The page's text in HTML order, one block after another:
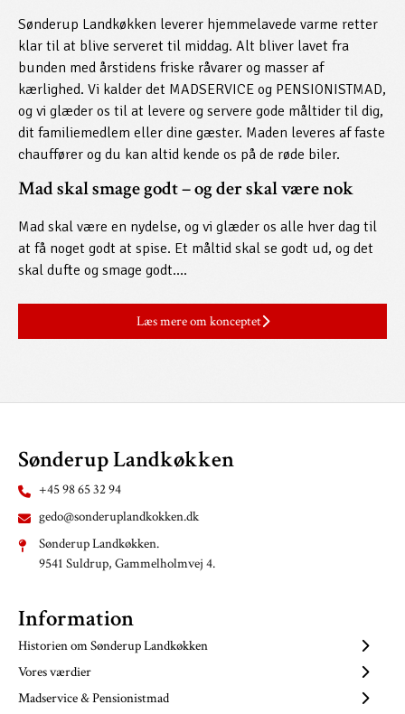
Sønderup Landkøkken leverer hjemmelavede varme retter
klar til at blive serveret til middag. Alt bliver lavet fra
bunden med årstidens friske råvarer og masser af
kærlighed. Vi kalder det MADSERVICE og PENSIONISTMAD,
og vi glæder os til at levere og servere gode måltider til dig,
dit familiemedlem eller dine gæster. Maden leveres af faste
chauffører og du kan altid kende os på de røde biler.
Mad skal smage godt – og der skal være nok
Mad skal være en nydelse, og vi glæder os alle hver dag til
at få noget godt at spise. Et måltid skal se godt ud, og det
skal dufte og smage godt….
Læs mere om konceptet
Sønderup Landkøkken
+45 98 65 32 94
gedo@sonderuplandkokken.dk
Sønderup Landkøkken.
9541 Suldrup, Gammelholmvej 4.
Information
Historien om Sønderup Landkøkken
Vores værdier
Madservice & Pensionistmad